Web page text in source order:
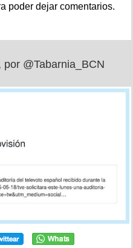
poder dejar comentarios.
@Tabarnia_BCN